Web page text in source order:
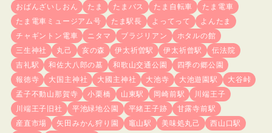
おばんざいしおん たま たまバス たま自転車
たま電車
たま電車ミュージアム号
たま駅長 よってって
よんたま
チャギントン電車
ニタマ ブラジリアン
ホタルの館
三生神社
丸己 亥の森 伊太祈曽駅 伊太祈曾駅
伝法院
吉礼駅
和佐大八郎の墓 和歌山交通公園
四季の郷公園
報徳寺
大国主神社 大國主神社 大池寺 大池遊園駅
大谷峠
孟子不動山那賀寺
小栗橋 山東駅 岡崎前駅
川端王子
川端王子旧社
平池緑地公園 平緒王子跡
甘露寺前駅
産直市場
矢田みかん狩り園 竈山駅 美味処丸己
西山口駅